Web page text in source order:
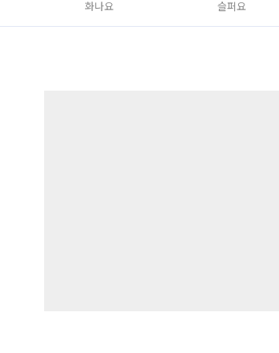
화나요 슬퍼요